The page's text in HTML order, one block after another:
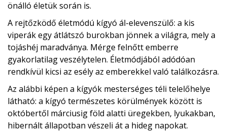
önálló életük során is.
A rejtőzködő életmódú kígyó ál-elevenszülő: a kis
viperák egy átlátszó burokban jönnek a világra, mely a
tojáshéj maradványa. Mérge felnőtt emberre
gyakorlatilag veszélytelen. Életmódjából adódóan
rendkívül kicsi az esély az emberekkel való találkozásra.
Az alábbi képen a kígyók mesterséges téli telelőhelye
látható: a kígyó természetes körülmények között is
októbertől márciusig föld alatti üregekben, lyukakban,
hibernált állapotban vészeli át a hideg napokat.